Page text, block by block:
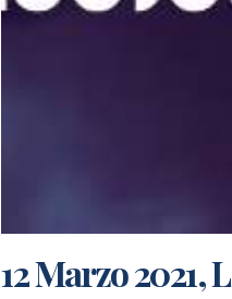
12 Marzo 2021,